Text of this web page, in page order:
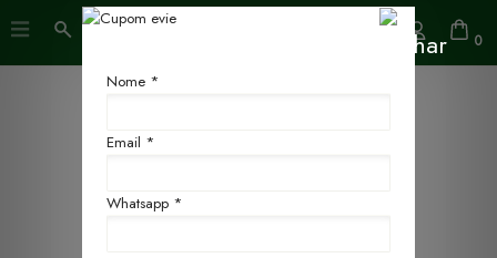
0
Nome *
Email *
Whatsapp *